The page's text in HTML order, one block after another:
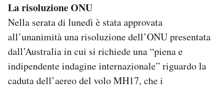
La risoluzione ONU
Nella serata di lunedì è stata approvata
all’unanimità una risoluzione dell’ONU presentata
dall’Australia in cui si richiede una “piena e
indipendente indagine internazionale” riguardo la
caduta dell’aereo del volo MH17, che i